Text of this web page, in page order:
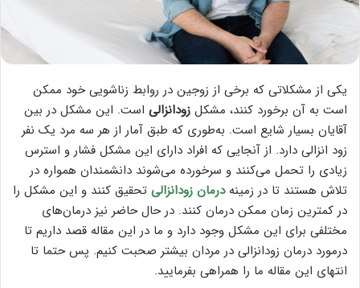
یکی از مشکلاتی که برخی از زوجین در روابط زناشویی خود ممکن
است به آن برخورد کنند، مشکل زودانزالی است. این مشکل در بین
آقایان بسیار شایع است. به‌طوری که طبق آمار از هر سه مرد یک نفر
زود انزالی دارد. از آنجایی که افراد دارای این مشکل فشار و استرس
زیادی را تحمل می‌کنند و سرخورده می‌شوند دانشمندان همواره در
تلاش هستند تا در زمینهدرمان زودانزالی تحقیق کنند و این مشکل را
در کمترین زمان ممکن درمان کنند. در حال حاضر نیز درمان‌های
مختلفی برای این مشکل وجود دارد و ما در این مقاله قصد داریم تا
درمورد درمان زودانزالی در مردان بیشتر صحبت کنیم. پس حتما تا
انتهای این مقاله ما را همراهی بفرمایید.